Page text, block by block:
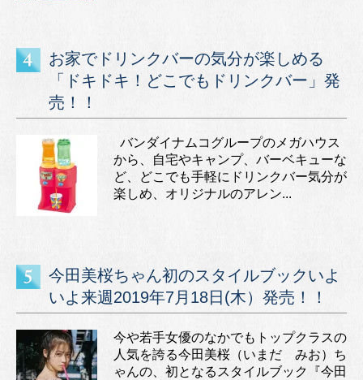
お家でドリンクバーの気分が楽しめる
「ドキドキ！どこでもドリンクバー」発
売！！
バンダイナムコグループのメガハウス
から、自宅やキャンプ、バーベキューな
ど、どこでも手軽にドリンクバー気分が
楽しめ、オリジナルのアレン...
今田美桜ちゃん初のスタイルブックいよ
いよ来週2019年7月18日(木）発売！！
今や若手女優のなかでもトップクラスの
人気を誇る今田美桜（いまだ みお）ち
ゃんの、初となるスタイルブック『今田